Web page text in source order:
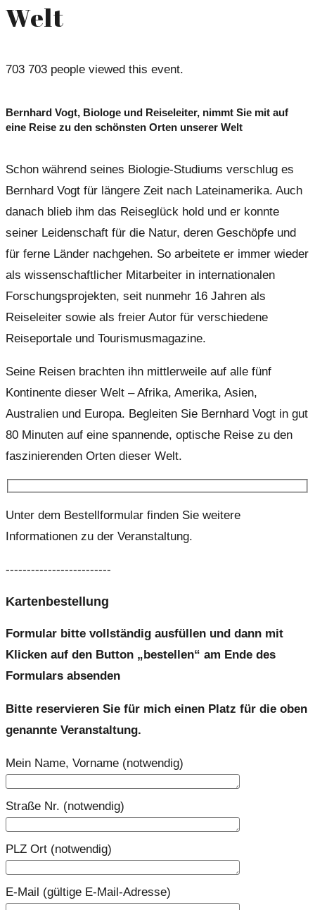
Welt
703 703 people viewed this event.
Bernhard Vogt, Biologe und Reiseleiter, nimmt Sie mit auf
eine Reise zu den schönsten Orten unserer Welt
Schon während seines Biologie-Studiums verschlug es
Bernhard Vogt für längere Zeit nach Lateinamerika. Auch
danach blieb ihm das Reiseglück hold und er konnte
seiner Leidenschaft für die Natur, deren Geschöpfe und
für ferne Länder nachgehen. So arbeitete er immer wieder
als wissenschaftlicher Mitarbeiter in internationalen
Forschungsprojekten, seit nunmehr 16 Jahren als
Reiseleiter sowie als freier Autor für verschiedene
Reiseportale und Tourismusmagazine.
Seine Reisen brachten ihn mittlerweile auf alle fünf
Kontinente dieser Welt – Afrika, Amerika, Asien,
Australien und Europa. Begleiten Sie Bernhard Vogt in gut
80 Minuten auf eine spannende, optische Reise zu den
faszinierenden Orten dieser Welt.
Unter dem Bestellformular finden Sie weitere
Informationen zu der Veranstaltung.
-------------------------
Kartenbestellung
Formular bitte vollständig ausfüllen und dann mit
Klicken auf den Button „bestellen“ am Ende des
Formulars absenden
Bitte reservieren Sie für mich einen Platz für die oben
genannte Veranstaltung.
Mein Name, Vorname (notwendig)
Straße Nr. (notwendig)
PLZ Ort (notwendig)
E-Mail (gültige E-Mail-Adresse)